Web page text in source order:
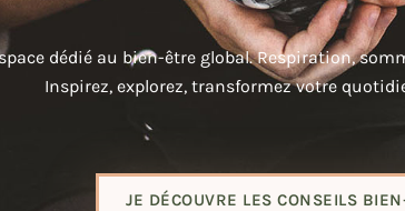
dédié au bien-être global. Respiration,
Inspirez, explorez, transformez votre
JE DÉCOUVRE LES CONSEILS